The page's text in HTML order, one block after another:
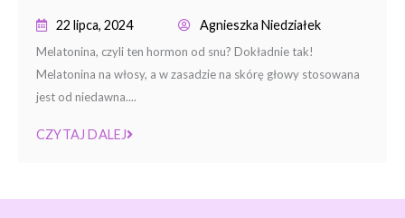
22 lipca, 2024 Agnieszka Niedziałek
Melatonina, czyli ten hormon od snu? Dokładnie tak!
Melatonina na włosy, a w zasadzie na skórę głowy stosowana
jest od niedawna....
CZYTAJ DALEJ